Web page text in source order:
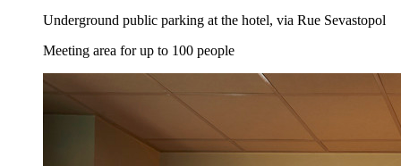
Underground public parking at the hotel, via Rue Sevastopol
Meeting area for up to 100 people